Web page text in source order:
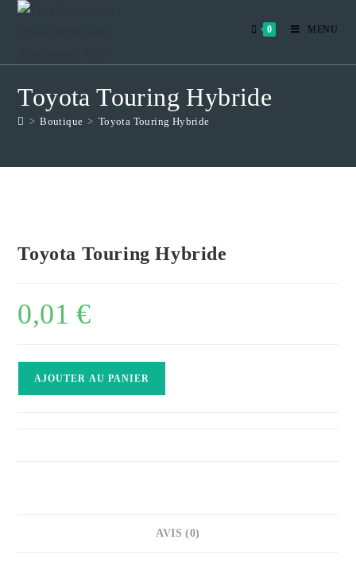
Skip
0 MENU
Toyota Touring Hybride
> Boutique > Toyota Touring Hybride
Toyota Touring Hybride
0,01€
AJOUTER AU PANIER
AVIS (0)